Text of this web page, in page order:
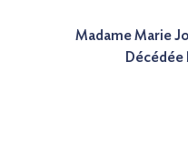
Madame Marie
Décédée